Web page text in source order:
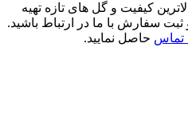
کیفیت و گل های تازه تهیه
سفارش با ما در ارتباط باشید.
تماس حاصل نمایید.